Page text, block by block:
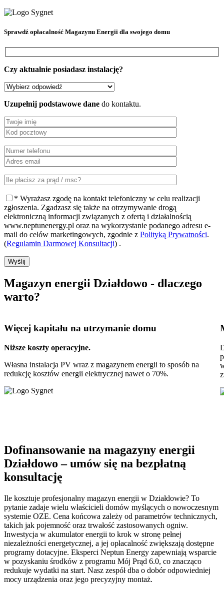
Sprawdź opłacalność Magazynu Energii dla swojego domu
Czy aktualnie posiadasz instalację?
Uzupełnij podstawowe dane do kontaktu.
* Wyrażasz zgodę na kontakt telefoniczny w celu realizacji
zgłoszenia. Zgadzasz się także na otrzymywanie drogą
elektroniczną informacji związanych z ofertą i działalnością
www.neptunenergy.pl oraz na wykorzystanie podanego adresu e-
mail do celów marketingowych, zgodnie z Polityką Prywatności.
(Regulamin Darmowej Konsultacji) .
Wyślij
Magazyn energii Działdowo - dlaczego
warto?
Więcej kapitału na utrzymanie domu
Niższe koszty operacyjne.
Własna instalacja PV wraz z magazynem energii to sposób na
redukcję kosztów energii elektrycznej nawet o 70%.
Dofinansowanie na magazyny energii
Działdowo – umów się na bezpłatną
konsultację
Ile kosztuje profesjonalny magazyn energii w Działdowie? To
pytanie zadaje wielu właścicieli domów myślących o nowoczesnym
systemie OZE. Cena końcowa zależy od parametrów technicznych,
takich jak pojemność oraz trwałość zastosowanych ogniw.
Inwestycja w akumulator energii to krok w stronę pełnej
niezależności energetycznej, a jej opłacalność zwiększają dostępne
programy dotacyjne. Eksperci Neptun Energy zapewniają wsparcie
w pozyskaniu środków z programu Mój Prąd 6.0, co znacząco
redukuje wydatki na start. Nasz zespół dba o dobór odpowiedniej
mocy urządzenia oraz jego precyzyjny montaż.